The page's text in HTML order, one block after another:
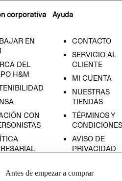
corporativa
EN
DEL
H&M
CON
Ayuda
CONTACTO
SERVICIO AL
CLIENTE
MI CUENTA
NUESTRAS
TIENDAS
TÉRMINOS Y
CONDICIONES
AVISO DE
PRIVACIDAD
AVISO DE
Antes de empezar a comprar